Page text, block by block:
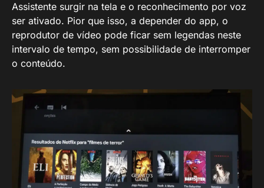
Assistente surgir na tela e o reconhecimento por voz
ser ativado. Pior que isso, a depender do app, o
reprodutor de vídeo pode ficar sem legendas neste
intervalo de tempo, sem possibilidade de interromper
o conteúdo.